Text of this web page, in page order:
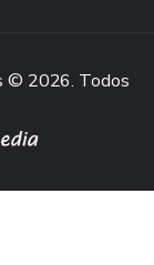
© 2026. Todos